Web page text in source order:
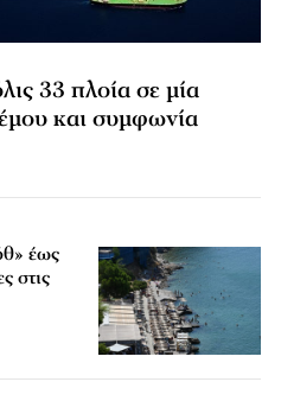
33 πλοία σε μία
και συμφωνία
έως
στις